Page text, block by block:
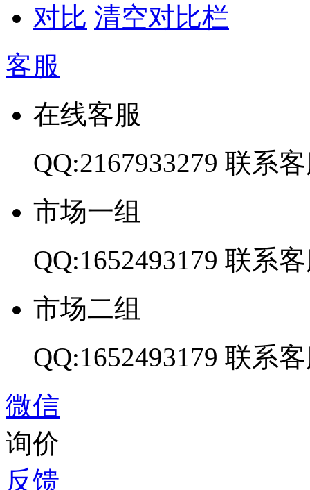
对比 清空对比栏
客服
在线客服
QQ:2167933279 联系
市场一组
QQ:1652493179 联系
市场二组
QQ:1652493179 联系
微信
询价
反馈